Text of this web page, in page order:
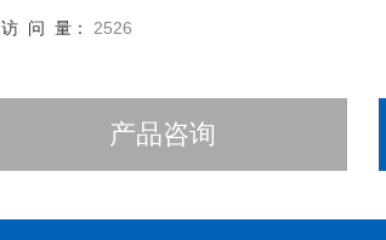
访 问 量： 2526
产品咨询